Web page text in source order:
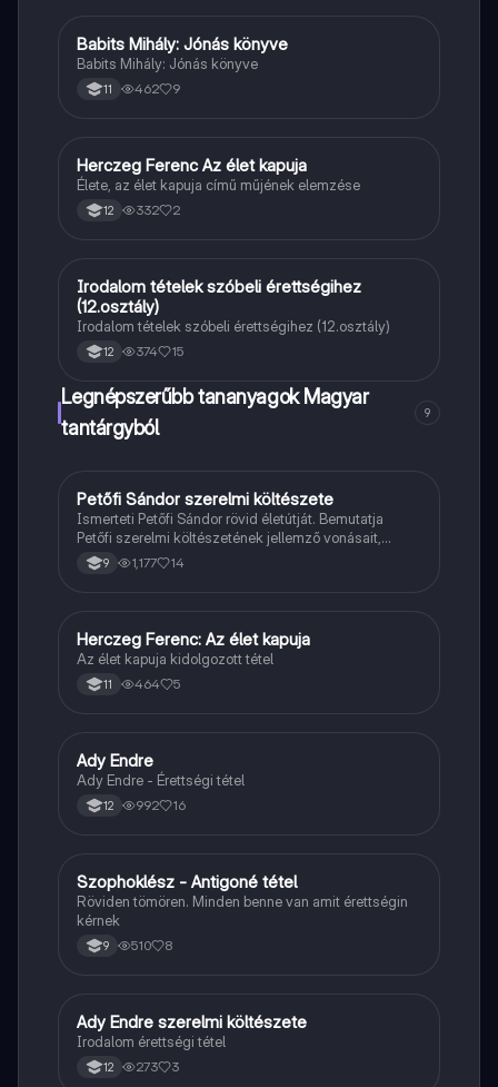
Magyar
Babits Mihály: Jónás könyve
Babits Mihály: Jónás könyve
11 462 9
Magyar
Herczeg Ferenc Az élet kapuja
Élete, az élet kapuja című műjének elemzése
12 332 2
Magyar
Irodalom tételek szóbeli érettségihez
(12.osztály)
Irodalom tételek szóbeli érettségihez (12.osztály)
12 374 15
Legnépszerűbb tananyagok Magyar
tantárgyból
9
Magyar
Petőfi Sándor szerelmi költészete
Ismerteti Petőfi Sándor rövid életútját. Bemutatja
Petőfi szerelmi költészetének jellemző vonásait,
vereseinek ihletőit és külön kitér a hitvesi
költészetére.
9 1,177 14
Magyar
Herczeg Ferenc: Az élet kapuja
Az élet kapuja kidolgozott tétel
11 464 5
Magyar
Ady Endre
Ady Endre - Érettségi tétel
12 992 16
Magyar
Szophoklész - Antigoné tétel
Röviden tömören. Minden benne van amit érettségin
kérnek
9 510 8
Magyar
Ady Endre szerelmi költészete
Irodalom érettségi tétel
12 273 3